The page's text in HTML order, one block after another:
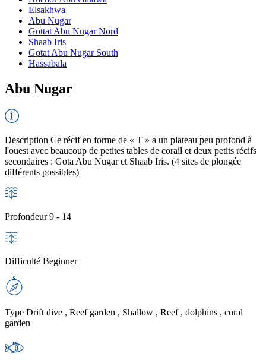
Elsakhwa
Abu Nugar
Gottat Abu Nugar Nord
Shaab Iris
Gotat Abu Nugar South
Hassabala
Abu Nugar
Description Ce récif en forme de « T » a un plateau peu profond à
l'ouest avec beaucoup de petites tables de corail et deux petits récifs
secondaires : Gota Abu Nugar et Shaab Iris. (4 sites de plongée
différents possibles)
Profondeur9 - 14
Difficulté Beginner
Type Drift dive , Reef garden , Shallow , Reef , dolphins , coral
garden